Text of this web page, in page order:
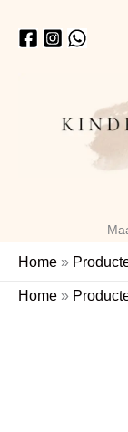
naar
Home »
Home »
Kaart